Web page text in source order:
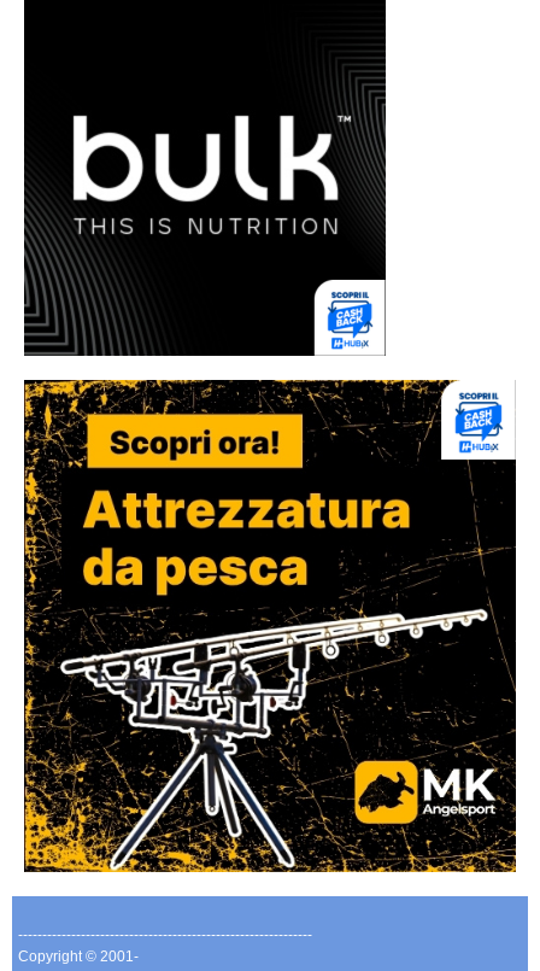
-------------------------------------------------------------
Copyright © 2001-